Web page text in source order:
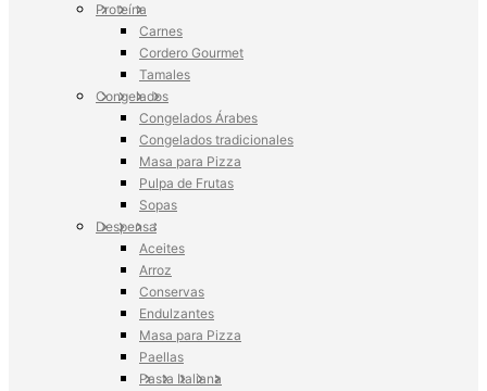
Proteína
Carnes
Cordero Gourmet
Tamales
Congelados
Congelados Árabes
Congelados tradicionales
Masa para Pizza
Pulpa de Frutas
Sopas
Despensa
Aceites
Arroz
Conservas
Endulzantes
Masa para Pizza
Paellas
Pasta Italiana